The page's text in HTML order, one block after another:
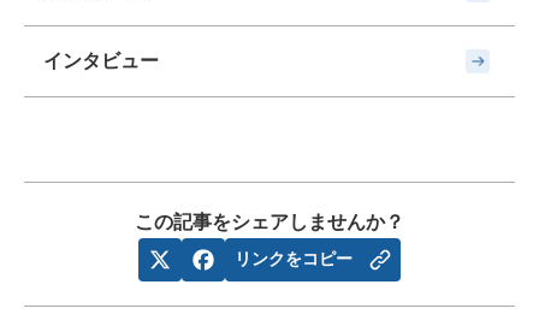
インタビュー
この記事をシェアしませんか？
リンクをコピー